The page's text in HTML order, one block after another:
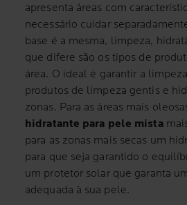
apresenta áreas com
necessário cuidar
base é a mesma, limpeza,
que difere são os tipos de
área. O ideal é garantir a
produtos de limpeza gentis e
zonas. Para as áreas mais
hidratante para pele mista
para as zonas mais secas um
para que seja garantido o
um protetor solar que garanta
adequada à sua pele.